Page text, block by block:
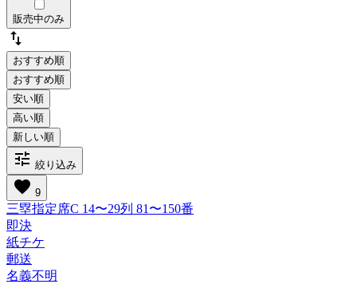
販売中のみ
swap_vert
おすすめ順
tune 絞り込み
favorite 9
三塁指定席C 14〜29列 81〜150番
即決
紙チケ
郵送
名義不明